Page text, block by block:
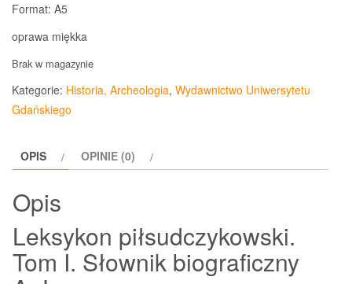
Format: A5
oprawa miękka
Brak w magazynie
Kategorie: Historia, Archeologia, Wydawnictwo Uniwersytetu
Gdańskiego
OPIS OPINIE (0)
Opis
Leksykon piłsudczykowski.
Tom I. Słownik biograficzny